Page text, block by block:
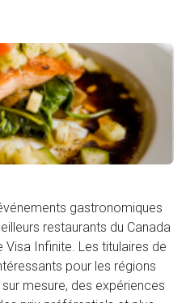
gastronomiques
restaurants du Canada
Infinite. Les titulaires de
pour les régions
mesure, des expériences